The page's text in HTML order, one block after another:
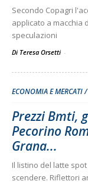
Secondo Copagri
applicato a macchia
speculazioni
Di Teresa Orsetti -
ECONOMIA E MERCATI
Prezzi Bmti,
Pecorino
Grana...
Il listino del latte
scendere. Riflettori